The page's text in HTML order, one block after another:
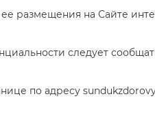
размещения на Сайте
следует
по адресу